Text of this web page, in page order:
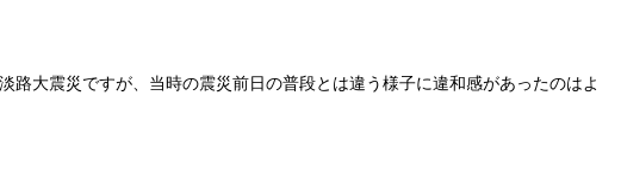
大震災ですが、当時の震災前日の普段とは違う様子に違和感があったのはよ